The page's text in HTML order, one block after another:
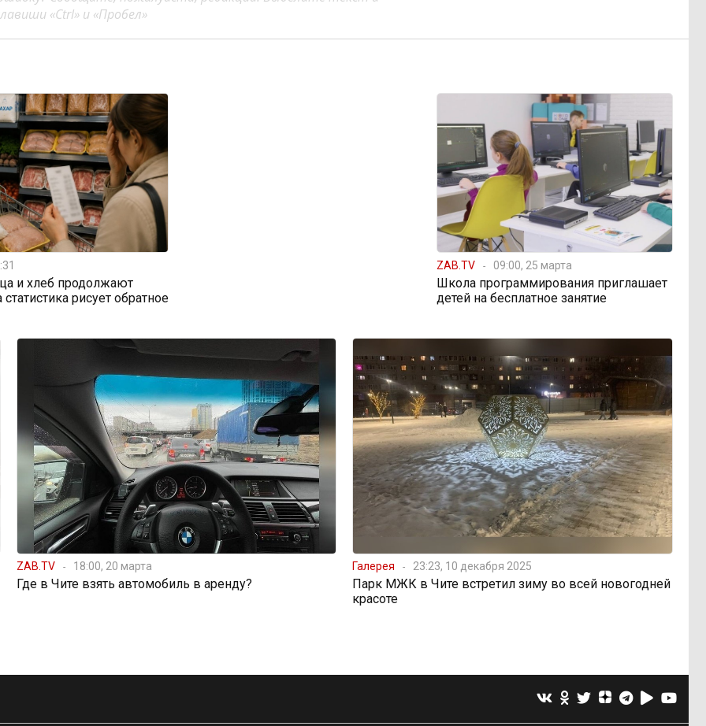
«Ctrl» и «Пробел»
и хлеб продолжают
рисует обратное
ZAB.TV 09:00, 25 марта
Школа программирования приглашает
детей на бесплатное занятие
ZAB.TV 18:00, 20 марта
Где в Чите взять автомобиль в аренду?
Галерея 23:23, 10 декабря 2025
Парк МЖК в Чите встретил зиму во всей новогодней
красоте